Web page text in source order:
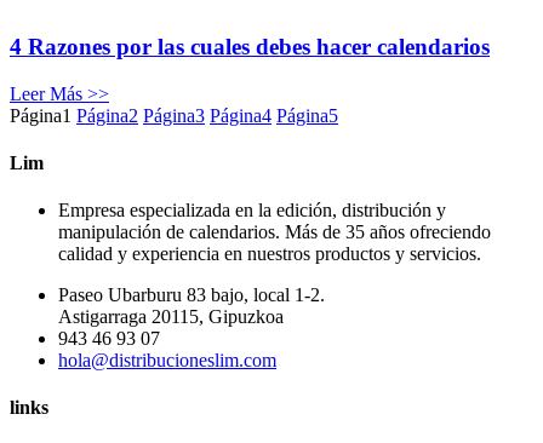
4 Razones por las cuales debes hacer calendarios
Leer Más >>
Página1 Página2 Página3 Página4 Página5
Lim
Empresa especializada en la edición, distribución y
manipulación de calendarios. Más de 35 años ofreciendo
calidad y experiencia en nuestros productos y servicios.
Paseo Ubarburu 83 bajo, local 1-2.
Astigarraga 20115, Gipuzkoa
943 46 93 07
hola@distribucioneslim.com
links